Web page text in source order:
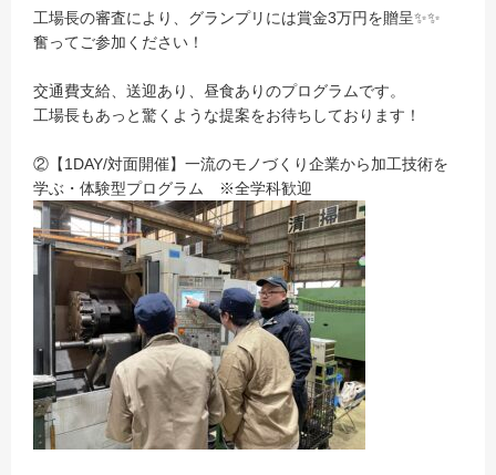
工場長の審査により、グランプリには賞金3万円を贈呈✨✨
奮ってご参加ください！
交通費支給、送迎あり、昼食ありのプログラムです。
工場長もあっと驚くような提案をお待ちしております！
②【1DAY/対面開催】一流のモノづくり企業から加工技術を
学ぶ・体験型プログラム ※全学科歓迎